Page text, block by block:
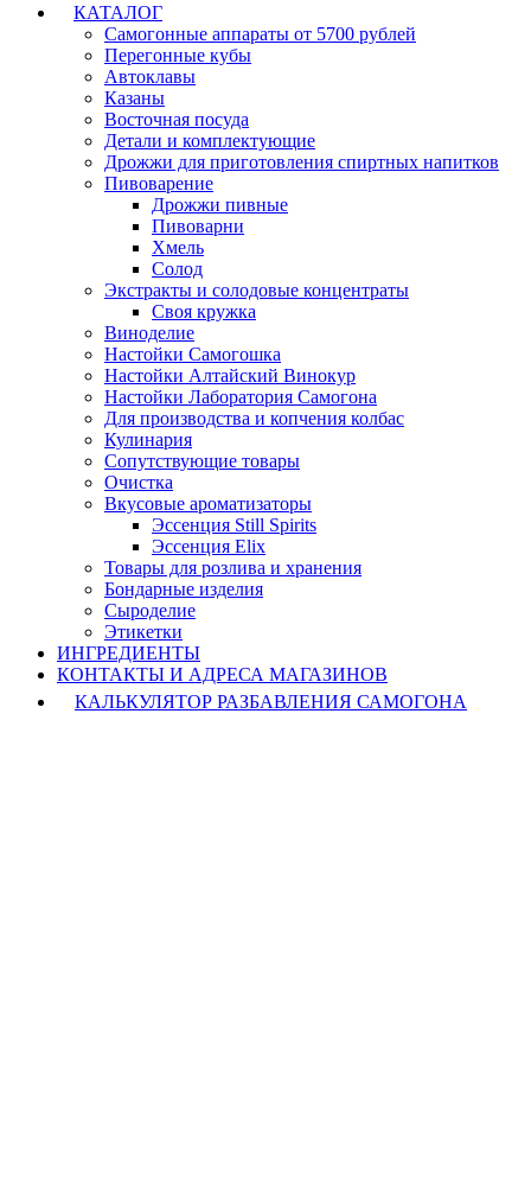
КАТАЛОГ
Самогонные аппараты от 5700 рублей
Перегонные кубы
Автоклавы
Казаны
Восточная посуда
Детали и комплектующие
Дрожжи для приготовления спиртных напитков
Пивоварение
Дрожжи пивные
Пивоварни
Хмель
Солод
Экстракты и солодовые концентраты
Своя кружка
Виноделие
Настойки Самогошка
Настойки Алтайский Винокур
Настойки Лаборатория Самогона
Для производства и копчения колбас
Кулинария
Сопутствующие товары
Очистка
Вкусовые ароматизаторы
Эссенция Still Spirits
Эссенция Elix
Товары для розлива и хранения
Бондарные изделия
Cыроделие
Этикетки
ИНГРЕДИЕНТЫ
КОНТАКТЫ И АДРЕСА МАГАЗИНОВ
КАЛЬКУЛЯТОР РАЗБАВЛЕНИЯ САМОГОНА